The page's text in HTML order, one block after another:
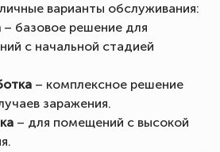
варианты обслуживания:
– базовое решение для
с начальной стадией
– комплексное решение
заражения.
– для помещений с высокой